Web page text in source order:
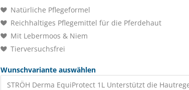
Natürliche Pflegeformel
Reichhaltiges Pflegemittel für die Pferdehaut
Mit Lebermoos & Niem
Tierversuchsfrei
Wunschvariante auswählen
STRÖH Derma EquiProtect 1L Unterstützt die